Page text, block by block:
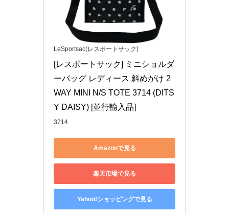
LeSportsac(レスポートサック)
[レスポートサック] ミニショルダ
ーバッグ レディース 斜めがけ 2
WAY MINI N/S TOTE 3714 (DITS
Y DAISY) [並行輸入品]
3714
Amazonで見る
楽天市場で見る
Yahoo!ショッピングで見る